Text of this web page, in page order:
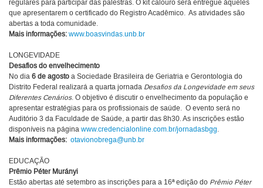
regulares para participar das palestras. O kit calouro será entregue àqueles
que apresentarem o certificado do Registro Acadêmico. As atividades são
abertas a toda comunidade.
Mais informações: www.boasvindas.unb.br
LONGEVIDADE
Desafios do envelhecimento
No dia 6 de agosto a Sociedade Brasileira de Geriatria e Gerontologia do
Distrito Federal realizará a quarta jornada Desafios da Longevidade em seus
Diferentes Cenários. O objetivo é discutir o envelhecimento da população e
apresentar estratégias para os profissionais de saúde. O evento será no
Auditório 3 da Faculdade de Saúde, a partir das 8h30. As inscrições estão
disponíveis na página www.credencialonline.com.br/jornadasbgg.
Mais informações: otavionobrega@unb.br
EDUCAÇÃO
Prêmio Péter Murányi
Estão abertas até setembro as inscrições para a 16ª edição do Prêmio Péter